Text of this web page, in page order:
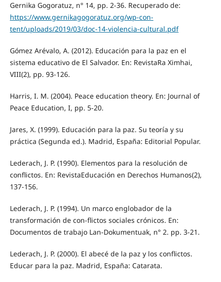
Gernika Gogoratuz, n° 14, pp. 2-36. Recuperado de:
https://www.gernikagogoratuz.org/wp-con-
tent/uploads/2019/03/doc-14-violencia-cultural.pdf
Gómez Arévalo, A. (2012). Educación para la paz en el
sistema educativo de El Salvador. En: RevistaRa Ximhai,
VIII(2), pp. 93-126.
Harris, I. M. (2004). Peace education theory. En: Journal of
Peace Education, I, pp. 5-20.
Jares, X. (1999). Educación para la paz. Su teoría y su
práctica (Segunda ed.). Madrid, España: Editorial Popular.
Lederach, J. P. (1990). Elementos para la resolución de
conflictos. En: RevistaEducación en Derechos Humanos(2),
137-156.
Lederach, J. P. (1994). Un marco englobador de la
transformación de con-flictos sociales crónicos. En:
Documentos de trabajo Lan-Dokumentuak, n° 2. pp. 3-21.
Lederach, J. P. (2000). El abecé de la paz y los conflictos.
Educar para la paz. Madrid, España: Catarata.